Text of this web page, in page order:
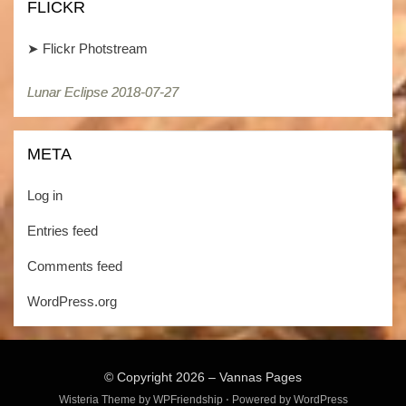
FLICKR
➤ Flickr Photstream
Lunar Eclipse 2018-07-27
META
Log in
Entries feed
Comments feed
WordPress.org
© Copyright 2026 – Vannas Pages
Wisteria Theme by WPFriendship ⋅ Powered by WordPress